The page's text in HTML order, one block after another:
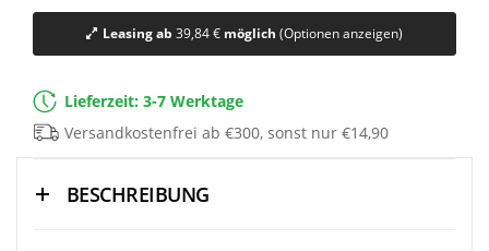
Leasing ab 39,84 € möglich (Optionen anzeigen)
Lieferzeit: 3-7 Werktage
Versandkostenfrei ab €300, sonst nur €14,90
BESCHREIBUNG